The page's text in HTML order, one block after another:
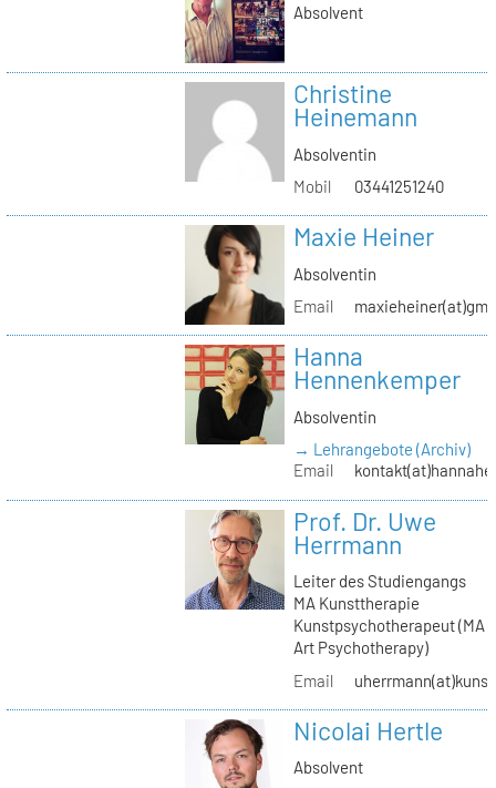
Absolvent
Christine
Heinemann
Absolventin
Mobil
03441251240
Maxie Heiner
Absolventin
Email
Hanna
Hennenkemper
Absolventin
→ Lehrangebote (Archiv)
Email
Prof. Dr. Uwe
Herrmann
Leiter des Studiengangs
MA Kunsttherapie
Kunstpsychotherapeut (MA
Art Psychotherapy)
Email
Nicolai Hertle
Absolvent